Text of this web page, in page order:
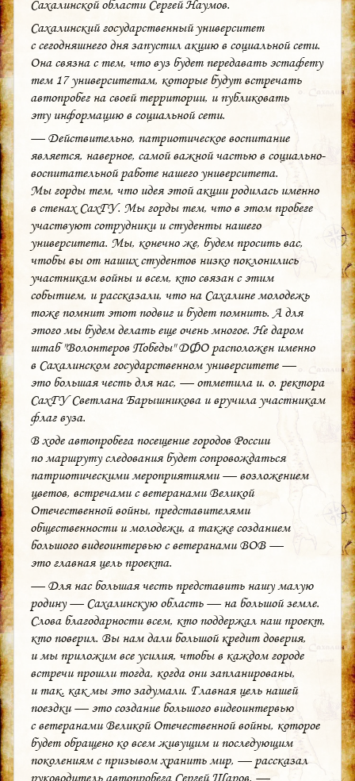
Сахалинской области Сергей Наумов.
Сахалинский государственный университет
с сегодняшнего дня запустил акцию в социальной сети.
Она связна с тем, что вуз будет передавать эстафету
тем 17 университетам, которые будут встречать
автопробег на своей территории, и публиковать
эту информацию в социальной сети.
— Действительно, патриотическое воспитание
является, наверное, самой важной частью в социально-
воспитательной работе нашего университета.
Мы горды тем, что идея этой акции родилась именно
в стенах СахГУ. Мы горды тем, что в этом пробеге
участвуют сотрудники и студенты нашего
университета. Мы, конечно же, будем просить вас,
чтобы вы от наших студентов низко поклонились
участникам войны и всем, кто связан с этим
событием, и рассказали, что на Сахалине молодежь
тоже помнит этот подвиг и будет помнить. А для
этого мы будем делать еще очень многое. Не даром
штаб "Волонтеров Победы" ДФО расположен именно
в Сахалинском государственном университете —
это большая честь для нас, — отметила и. о. ректора
СахГУ Светлана Барышникова и вручила участникам
флаг вуза.
В ходе автопробега посещение городов России
по маршруту следования будет сопровождаться
патриотическими мероприятиями — возложением
цветов, встречами с ветеранами Великой
Отечественной войны, представителями
общественности и молодежи, а также созданием
большого видеоинтервью с ветеранами ВОВ —
это главная цель проекта.
— Для нас большая честь представить нашу малую
родину — Сахалинскую область — на большой земле.
Слова благодарности всем, кто поддержал наш проект,
кто поверил. Вы нам дали большой кредит доверия,
и мы приложим все усилия, чтобы в каждом городе
встречи прошли тогда, когда они запланированы,
и так, как мы это задумали. Главная цель нашей
поездки — это создание большого видеоинтервью
с ветеранами Великой Отечественной войны, которое
будет обращено ко всем живущим и последующим
поколениям с призывом хранить мир, — рассказал
руководитель автопробега Сергей Шаров. —